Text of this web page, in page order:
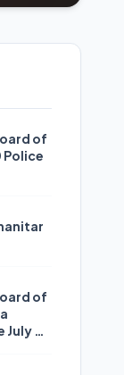
of
Police
of
24